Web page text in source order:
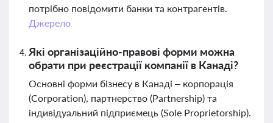
потрібно повідомити банки та контрагентів.
Джерело
Які організаційно-правові форми можна
обрати при реєстрації компанії в Канаді?
Основні форми бізнесу в Канаді – корпорація
(Corporation), партнерство (Partnership) та
індивідуальний підприємець (Sole Proprietorship).